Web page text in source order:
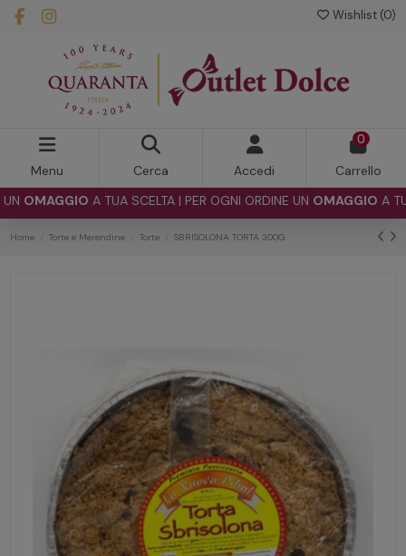
Wishlist (0)
Menu Cerca Accedi
0
Carrello
OMAGGIOA TUA SCELTA | PER OGNI ORDINE UN OMAGGIOA TUA
Home Torte e Merendine Torte SBRISOLONA TORTA 300G